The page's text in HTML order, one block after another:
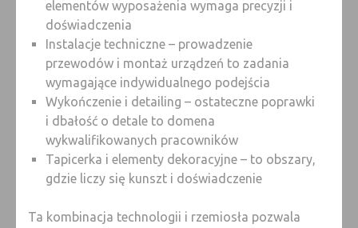
elementów wyposażenia wymaga precyzji i
doświadczenia
Instalacje techniczne – prowadzenie
przewodów i montaż urządzeń to zadania
wymagające indywidualnego podejścia
Wykończenie i detailing – ostateczne poprawki
i dbałość o detale to domena
wykwalifikowanych pracowników
Tapicerka i elementy dekoracyjne – to obszary,
gdzie liczy się kunszt i doświadczenie
Ta kombinacja technologii i rzemiosła pozwala